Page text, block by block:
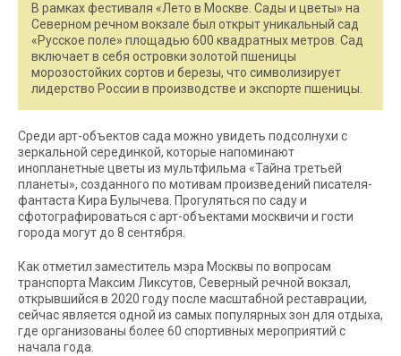
В рамках фестиваля «Лето в Москве. Сады и цветы» на
Северном речном вокзале был открыт уникальный сад
«Русское поле» площадью 600 квадратных метров. Сад
включает в себя островки золотой пшеницы
морозостойких сортов и березы, что символизирует
лидерство России в производстве и экспорте пшеницы.
Среди арт-объектов сада можно увидеть подсолнухи с
зеркальной серединкой, которые напоминают
инопланетные цветы из мультфильма «Тайна третьей
планеты», созданного по мотивам произведений писателя-
фантаста Кира Булычева. Прогуляться по саду и
сфотографироваться с арт-объектами москвичи и гости
города могут до 8 сентября.
Как отметил заместитель мэра Москвы по вопросам
транспорта Максим Ликсутов, Северный речной вокзал,
открывшийся в 2020 году после масштабной реставрации,
сейчас является одной из самых популярных зон для отдыха,
где организованы более 60 спортивных мероприятий с
начала года.